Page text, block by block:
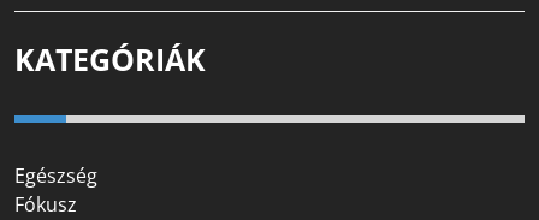
KATEGÓRIÁK
Egészség
Fókusz